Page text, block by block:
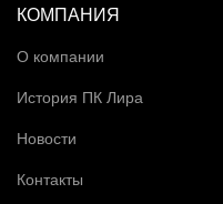
КОМПАНИЯ
О компании
История ПК Лира
Новости
Контакты